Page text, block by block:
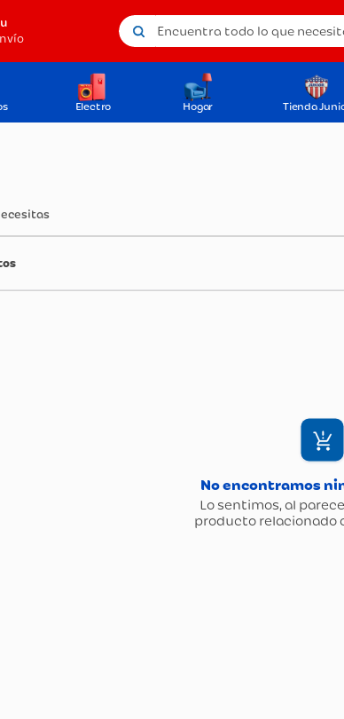
Encuentra todo lo que necesitas
Electro Hogar Tienda